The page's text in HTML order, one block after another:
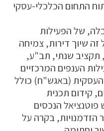
התחום הכלכלי-עסקי
של הפעילות
שיוך דירות, צמיחה
תקציב שנתי, תב"ע,
הענפים המרכזיים
(באגש"ח) כולל
קידום תכנית
הנכסים
הזדמנויות, בקרה על